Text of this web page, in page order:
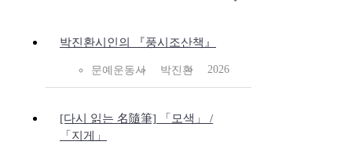
박진환시인의 『풍시조산책』
문예운동사 박진환 2026
[다시 읽는 名隨筆] 「모색」 /
「지게」